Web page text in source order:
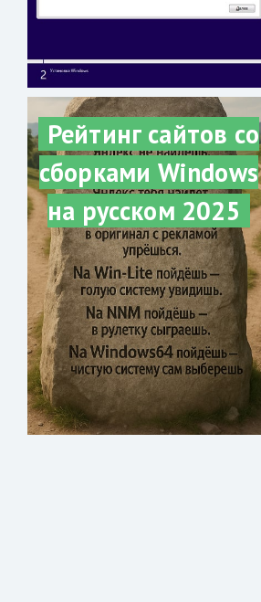
Рейтинг сайтов со
сборками Windows
на русском 2025